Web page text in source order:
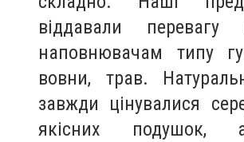
віддавали перевагу
наповнювачам типу
вовни, трав.
завжди цінувалися
якісних подушок,